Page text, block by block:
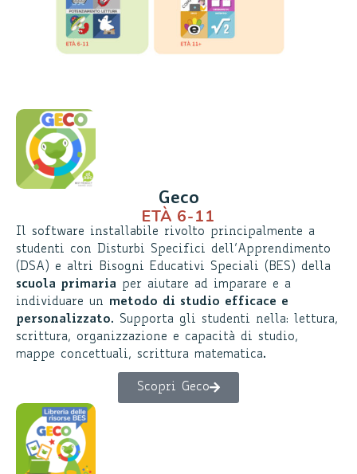
Geco
ETÀ 6-11
Il software installabile rivolto principalmente a
studenti con Disturbi Specifici dell’Apprendimento
(DSA) e altri Bisogni Educativi Speciali (BES) della
scuola primaria per aiutare ad imparare e a
individuare un metodo di studio efficace e
personalizzato. Supporta gli studenti nella: lettura,
scrittura, organizzazione e capacità di studio,
mappe concettuali, scrittura matematica.
Scopri Geco